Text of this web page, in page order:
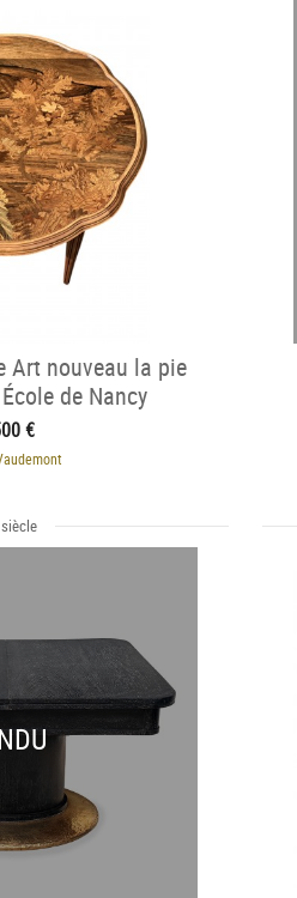
Art nouveau la pie
de Nancy
€
siècle